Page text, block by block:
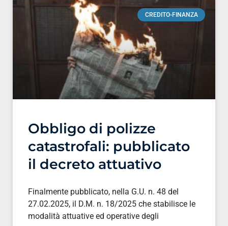
CREDITO-FINANZA
Obbligo di polizze
catastrofali: pubblicato
il decreto attuativo
Finalmente pubblicato, nella G.U. n. 48 del
27.02.2025, il D.M. n. 18/2025 che stabilisce le
modalità attuative ed operative degli